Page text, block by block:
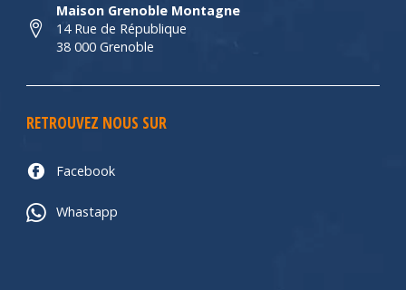
Maison Grenoble Montagne
14 Rue de République
38 000 Grenoble
RETROUVEZ NOUS SUR
Facebook
Whastapp